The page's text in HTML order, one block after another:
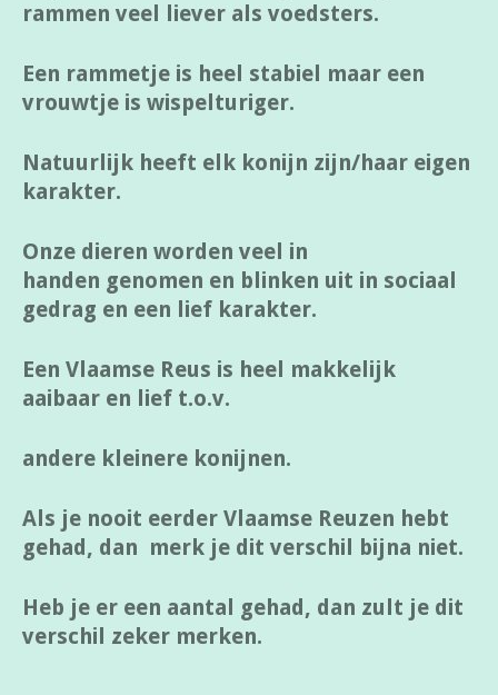
rammen veel liever als voedsters.
Een rammetje is heel stabiel maar een
vrouwtje is wispelturiger.
Natuurlijk heeft elk konijn zijn/haar eigen
karakter.
Onze dieren worden veel in
handen genomen en blinken uit in sociaal
gedrag en een lief karakter.
Een Vlaamse Reus is heel makkelijk
aaibaar en lief t.o.v.
andere kleinere konijnen.
Als je nooit eerder Vlaamse Reuzen hebt
gehad, dan merk je dit verschil bijna niet.
Heb je er een aantal gehad, dan zult je dit
verschil zeker merken.